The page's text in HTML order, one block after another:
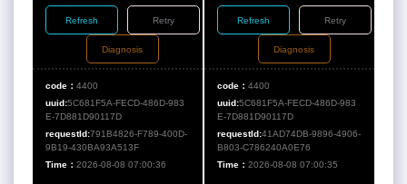
Refresh Retry
Diagnosis
code：4400
uuid:5C681F5A-FECD-486D-983
E-7D881D90117D
requestId:791B4826-F789-400D-
9B19-430BA93A513F
Time：2026-08-08 07:00:36
Refresh Retry
Diagnosis
code：4400
uuid:5C681F5A-FECD-486D-983
E-7D881D90117D
requestId:41AD74DB-9896-4906-
B803-C786240A0E76
Time：2026-08-08 07:00:35